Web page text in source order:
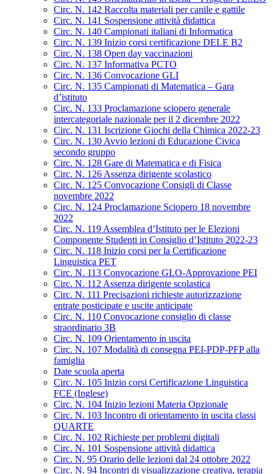
Circ. N. 142 Raccolta materiali per canile e gattile
Circ. N. 141 Sospensione attività didattica
Circ. N. 140 Campionati italiani di Informatica
Circ. N. 139 Inizio corsi certificazione DELE B2
Circ. N. 138 Open day vaccinazioni
Circ. N. 137 Informativa PCTO
Circ. N. 136 Convocazione GLI
Circ. N. 135 Campionati di Matematica – Gara
d’istituto
Circ. N. 133 Proclamazione sciopero generale
intercategoriale nazionale per il 2 dicembre 2022
Circ. N. 131 Iscrizione Giochi della Chimica 2022-23
Circ. N. 130 Avvio lezioni di Educazione Civica
secondo gruppo
Circ. N. 128 Gare di Matematica e di Fisica
Circ. N. 126 Assenza dirigente scolastico
Circ. N. 125 Convocazione Consigli di Classe
novembre 2022
Circ. N. 124 Proclamazione Sciopero 18 novembre
2022
Circ. N. 119 Assemblea d’Istituto per le Elezioni
Componente Studenti in Consiglio d’Istituto 2022-23
Circ. N. 118 Inizio corsi per la Certificazione
Linguistica PET
Circ. N. 113 Convocazione GLO-Approvazione PEI
Circ. N. 112 Assenza dirigente scolastica
Circ. N. 111 Precisazioni richieste autorizzazione
entrate posticipate e uscite anticipate
Circ. N. 110 Convocazione consiglio di classe
straordinario 3B
Circ. N. 109 Orientamento in uscita
Circ. N. 107 Modalità di consegna PEI-PDP-PFP alla
famiglia
Date scuola aperta
Circ. N. 105 Inizio corsi Certificazione Linguistica
FCE (Inglese)
Circ. N. 104 Inizio lezioni Materia Opzionale
Circ. N. 103 Incontro di orientamento in uscita classi
QUARTE
Circ. N. 102 Richieste per problemi digitali
Circ. N. 101 Sospensione attività didattica
Circ. N. 95 Orario delle lezioni dal 24 ottobre 2022
Circ. N. 94 Incontri di visualizzazione creativa, terapia